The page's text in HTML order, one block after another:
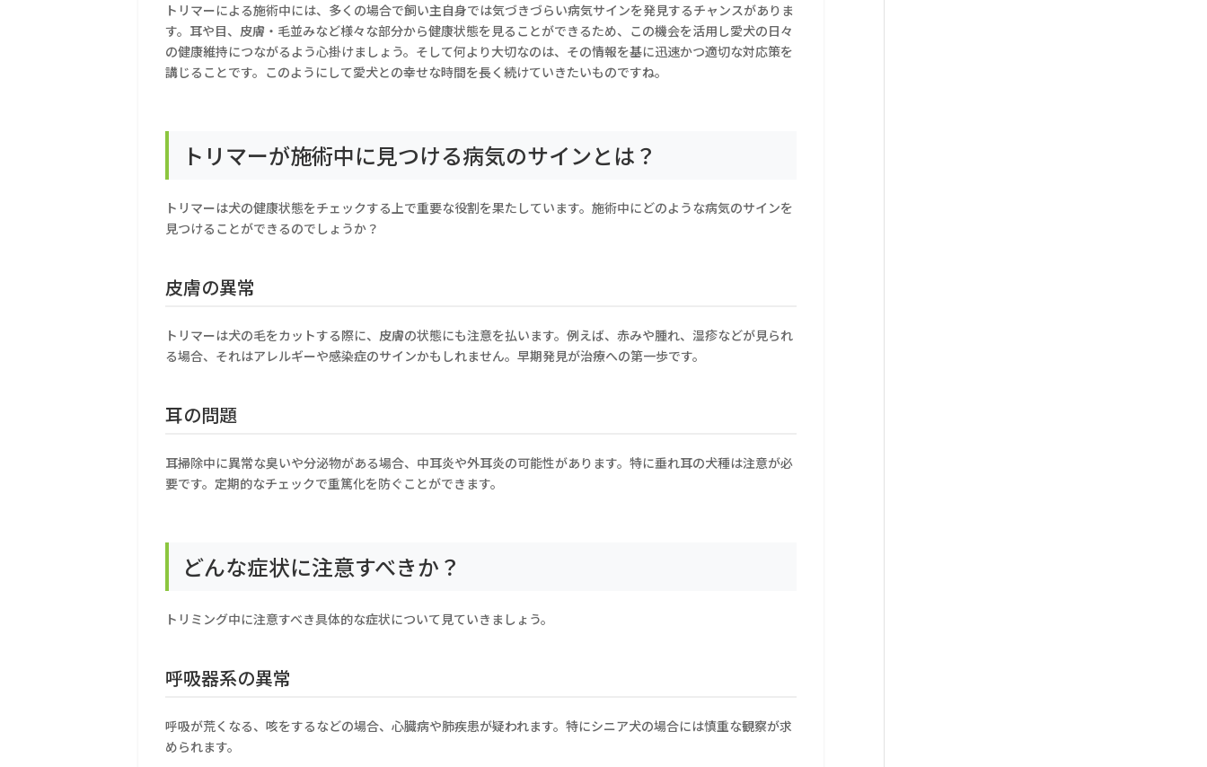
トリマーによる施術中には、多くの場合で飼い主自身では気づきづらい病気サインを発見するチャンスがありま
す。耳や目、皮膚・毛並みなど様々な部分から健康状態を見ることができるため、この機会を活用し愛犬の日々
の健康維持につながるよう心掛けましょう。そして何より大切なのは、その情報を基に迅速かつ適切な対応策を
講じることです。このようにして愛犬との幸せな時間を長く続けていきたいものですね。
トリマーが施術中に見つける病気のサインとは？
トリマーは犬の健康状態をチェックする上で重要な役割を果たしています。施術中にどのような病気のサインを
見つけることができるのでしょうか？
皮膚の異常
トリマーは犬の毛をカットする際に、皮膚の状態にも注意を払います。例えば、赤みや腫れ、湿疹などが見られ
る場合、それはアレルギーや感染症のサインかもしれません。早期発見が治療への第一歩です。
耳の問題
耳掃除中に異常な臭いや分泌物がある場合、中耳炎や外耳炎の可能性があります。特に垂れ耳の犬種は注意が必
要です。定期的なチェックで重篤化を防ぐことができます。
どんな症状に注意すべきか？
トリミング中に注意すべき具体的な症状について見ていきましょう。
呼吸器系の異常
呼吸が荒くなる、咳をするなどの場合、心臓病や肺疾患が疑われます。特にシニア犬の場合には慎重な観察が求
められます。